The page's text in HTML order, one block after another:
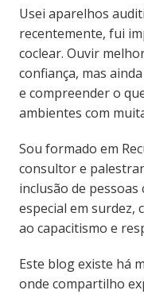
Usei aparelhos
recentemente, fui
coclear. Ouvir
confiança, mas
e compreender o
ambientes com
Sou formado em
consultor e
inclusão de
especial em surdez,
ao capacitismo e
Este blog existe há
onde compartilho